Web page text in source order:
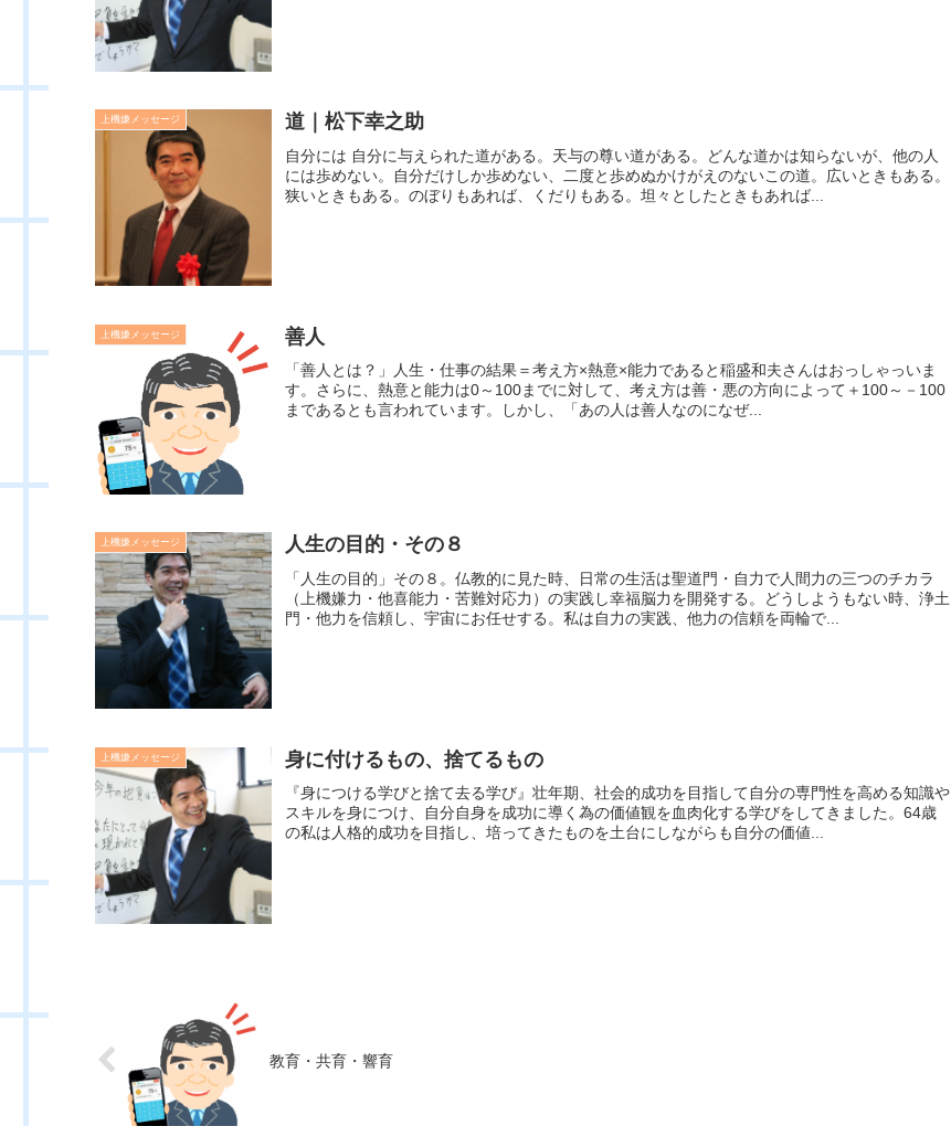
上機嫌メッセージ 道｜松下幸之助
自分には 自分に与えられた道がある。天与の尊い道がある。どんな道かは知らないが、他の人
には歩めない。自分だけしか歩めない、二度と歩めぬかけがえのないこの道。広いときもある。
狭いときもある。のぼりもあれば、くだりもある。坦々としたときもあれば...
上機嫌メッセージ 善人
「善人とは？」人生・仕事の結果＝考え方×熱意×能力であると稲盛和夫さんはおっしゃっいま
す。さらに、熱意と能力は0～100までに対して、考え方は善・悪の方向によって＋100～－100
まであるとも言われています。しかし、「あの人は善人なのになぜ...
上機嫌メッセージ 人生の目的・その８
「人生の目的」その８。仏教的に見た時、日常の生活は聖道門・自力で人間力の三つのチカラ
（上機嫌力・他喜能力・苦難対応力）の実践し幸福脳力を開発する。どうしようもない時、浄土
門・他力を信頼し、宇宙にお任せする。私は自力の実践、他力の信頼を両輪で...
上機嫌メッセージ 身に付けるもの、捨てるもの
『身につける学びと捨て去る学び』壮年期、社会的成功を目指して自分の専門性を高める知識や
スキルを身につけ、自分自身を成功に導く為の価値観を血肉化する学びをしてきました。64歳
の私は人格的成功を目指し、培ってきたものを土台にしながらも自分の価値...
教育・共育・響育